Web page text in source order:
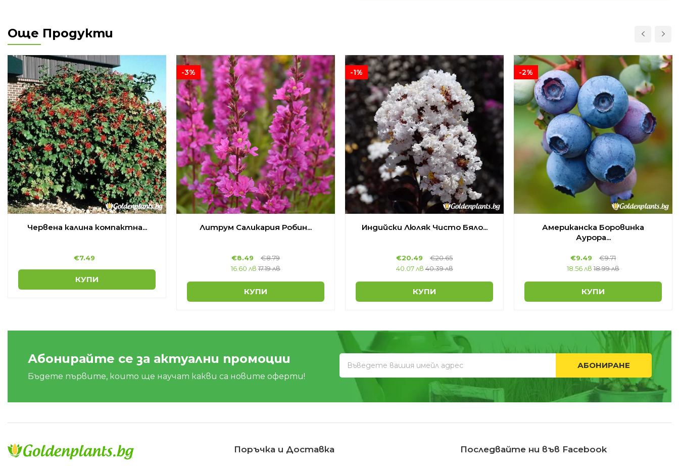
Още Продукти
Червена калина компактна...
€7.49
КУПИ
-3%
Литрум Саликария Робин...
€8.49 €8.79
16.60 лв 17.19 лв
КУПИ
-1%
Индийски Люляк Чисто Бяло...
€20.49 €20.65
40.07 лв 40.39 лв
КУПИ
-2%
Американска Боровинка
Аурора...
€9.49 €9.71
18.56 лв 18.99 лв
КУПИ
Абонирайте се за актуални промоции
Бъдете първите, които ще научат какви са новите оферти!
АБОНИРАНЕ
Поръчка и Доставка Последвайте ни във Facebook